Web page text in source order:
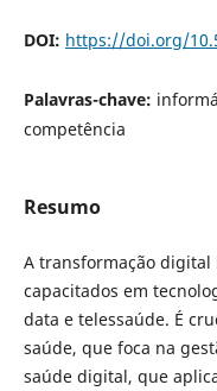
DOI: https://doi.org/
Palavras-chave:
competência
Resumo
A transformação
capacitados em
data e telessaúde. É
saúde, que foca na
saúde digital, que